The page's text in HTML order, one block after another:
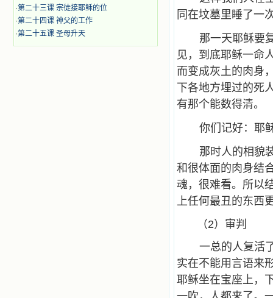
·第二十三课 宗徒接耶稣的位
·第二十四课 神父的工作
·第二十五课 圣母升天
同在坟墓里睡了一
那一天耶稣要
见，到底耶稣一命
而变成灰土的肉身
下各地方埋过的死
有那个能数得清。
你们记好：耶
那时人的相貌
和很体面的肉身结
魂，很难看。所以
上任何最丑的东西
（2）审判
一总的人复活
实在不能用言语来
耶稣坐在宝座上，